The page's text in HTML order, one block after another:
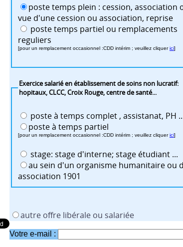
poste temps plein : cession, association
vue d'une cession ou association, reprise
poste temps partiel ou remplacements
reguliers
[pour un remplacement occasionnel :CDD intérim ; veuillez cliquerici]
Exercice salarié en établissement de soins non lucratif:
hopitaux, CLCC, Croix Rouge, centre de santé...
poste à temps complet , assistanat, PH
poste à temps partiel
[pour un remplacement occasionnel :CDD intérim ; veuillez cliquerici]
stage: stage d'interne; stage étudiant ...
au sein d'un organisme humanitaire ou
association 1901
autre offre libérale ou salariée
Votre e-mail :